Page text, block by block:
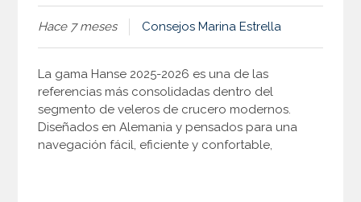
Hace 7 meses Consejos Marina Estrella
La gama Hanse 2025-2026 es una de las
referencias más consolidadas dentro del
segmento de veleros de crucero modernos.
Diseñados en Alemania y pensados para una
navegación fácil, eficiente y confortable,